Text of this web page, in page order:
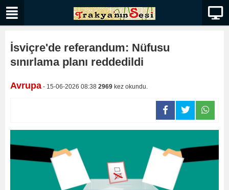
İsviçre'de referandum: Nüfusu
sınırlama planı reddedildi
Avrupa - 15-06-2026 08:38 2969 kez okundu.